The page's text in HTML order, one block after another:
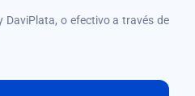
DaviPlata, o efectivo a través de